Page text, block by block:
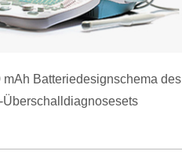
mAh Batteriedesignschema des
Überschalldiagnosesets